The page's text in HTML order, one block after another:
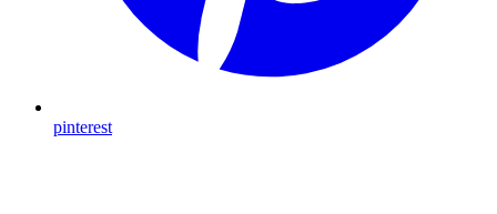
pinterest